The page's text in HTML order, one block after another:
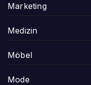
Marketing
Medizin
Möbel
Mode